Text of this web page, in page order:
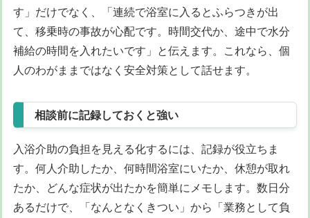
す」だけでなく、「連続で浴室に入るとふらつきが出
て、移乗時の事故が心配です。時間交代か、途中で水分
補給の時間を入れたいです」と伝えます。これなら、個
人のわがままではなく安全対策として話せます。
相談前に記録しておくと強い
入浴介助の負担を見える化するには、記録が役立ちま
す。何人介助したか、何時間浴室にいたか、休憩が取れ
たか、どんな症状が出たかを簡単にメモします。数日分
あるだけで、「なんとなくきつい」から「業務として負